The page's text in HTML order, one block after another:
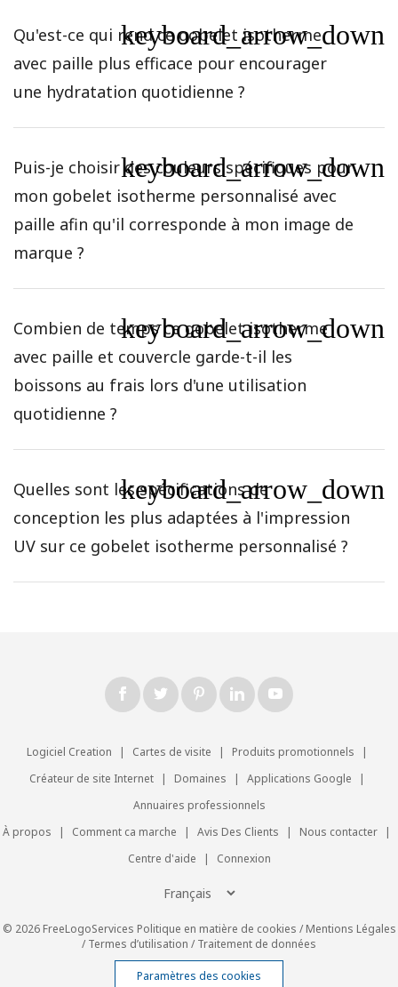
Qu'est-ce qui rend ce gobelet isotherme
avec paille plus efficace pour encourager
une hydratation quotidienne ?
keyboard_arrow_down
Puis-je choisir des couleurs spécifiques pour
mon gobelet isotherme personnalisé avec
paille afin qu'il corresponde à mon image de
marque ?
keyboard_arrow_down
Combien de temps ce gobelet isotherme
avec paille et couvercle garde-t-il les
boissons au frais lors d'une utilisation
quotidienne ?
keyboard_arrow_down
Quelles sont les spécifications de
conception les plus adaptées à l'impression
UV sur ce gobelet isotherme personnalisé ?
keyboard_arrow_down
Logiciel Creation | Cartes de visite | Produits promotionnels
|
Créateur de site Internet
| Domaines | Applications Google
|
Annuaires professionnels
À propos
| Comment ca marche | Avis Des Clients | Nous contacter
|
Centre d'aide
| Connexion
© 2026 FreeLogoServices Politique en matière de cookies /Mentions Légales
/Termes d’utilisation /Traitement de données
Paramètres des cookies